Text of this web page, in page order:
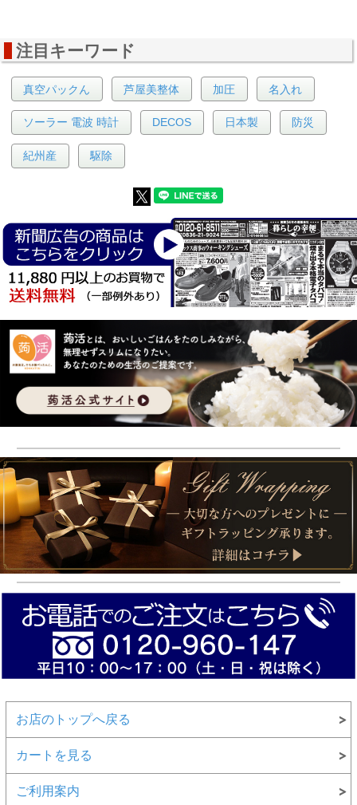
注目キーワード
真空パックん 芦屋美整体 加圧 名入れ
ソーラー 電波 時計 DECOS 日本製 防災
紀州産 駆除
お店のトップへ戻る
カートを見る
ご利用案内